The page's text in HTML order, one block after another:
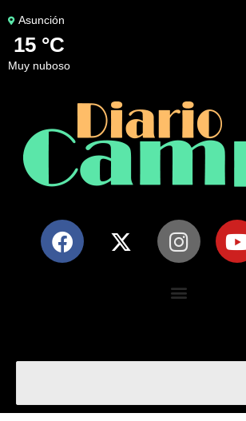
Asunción
15 °C
muy nuboso